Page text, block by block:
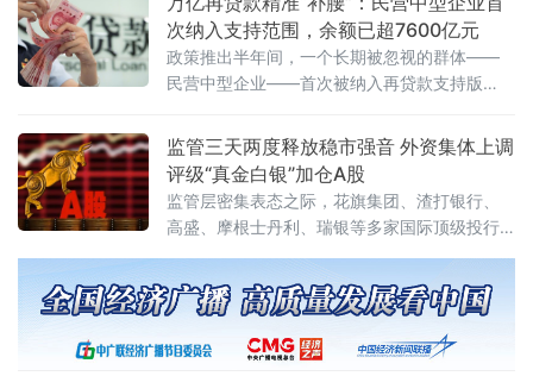
次纳入支持范围，余额已超7600亿元
政策推出半年间，一个长期被忽视的群体——
民营中型企业——首次被纳入再贷款支持版
打破。
监管三天两度释放稳市强音 外资集体上调
评级“真金白银”加仓A股
监管层密集表态之际，花旗集团、渣打银行、
高盛、摩根士丹利、瑞银等多家国际顶级投行
实际行动表达对中国资产的乐观态度。